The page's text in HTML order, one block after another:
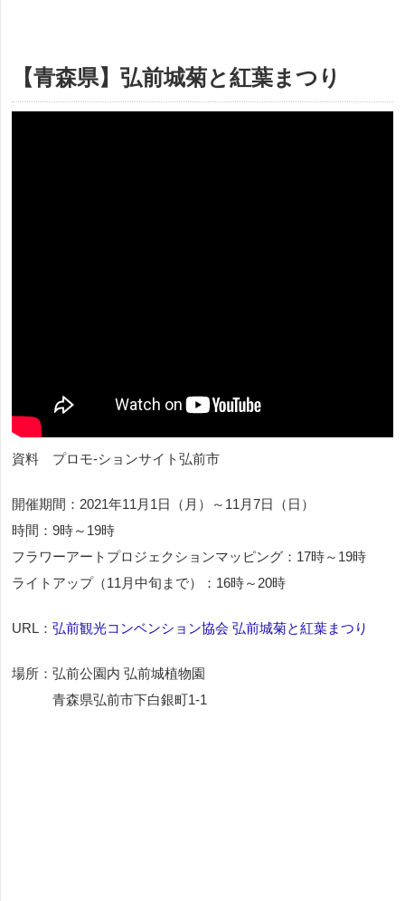
【青森県】弘前城菊と紅葉まつり
資料 プロモ-ションサイト弘前市
開催期間：2021年11月1日（月）～11月7日（日）
時間：9時～19時
フラワーアートプロジェクションマッピング：17時～19時
ライトアップ（11月中旬まで）：16時～20時
URL： 弘前観光コンベンション協会 弘前城菊と紅葉まつり
場所：弘前公園内 弘前城植物園
青森県弘前市下白銀町1-1